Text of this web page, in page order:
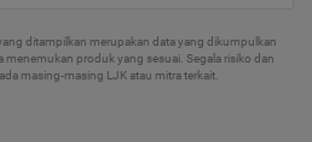
ditampilkan merupakan data yang dikumpulkan
produk yang sesuai. Segala risiko dan
masing-masing LJK atau mitra terkait.